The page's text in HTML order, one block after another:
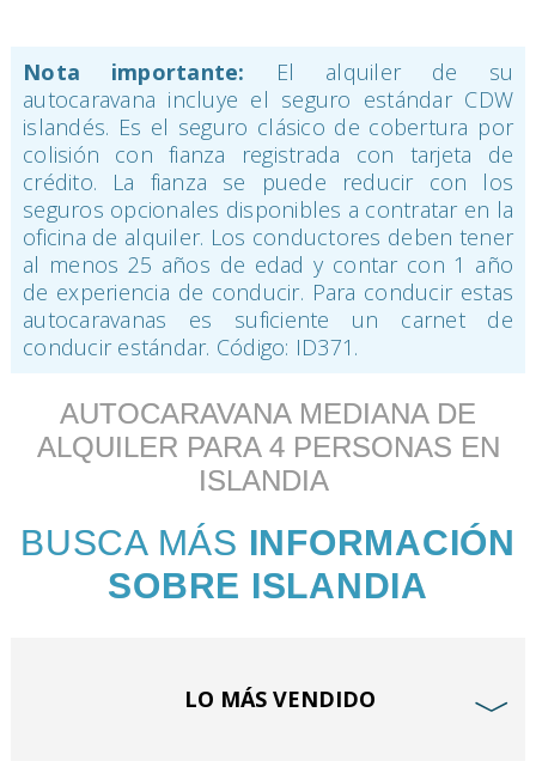
Nota importante: El alquiler de su
autocaravana incluye el seguro estándar CDW
islandés. Es el seguro clásico de cobertura por
colisión con fianza registrada con tarjeta de
crédito. La fianza se puede reducir con los
seguros opcionales disponibles a contratar en la
oficina de alquiler. Los conductores deben tener
al menos 25 años de edad y contar con 1 año
de experiencia de conducir. Para conducir estas
autocaravanas es suficiente un carnet de
conducir estándar. Código: ID371.
AUTOCARAVANA MEDIANA DE
ALQUILER PARA 4 PERSONAS EN
ISLANDIA
BUSCA MÁS INFORMACIÓN
SOBRE ISLANDIA
LO MÁS VENDIDO ﹀